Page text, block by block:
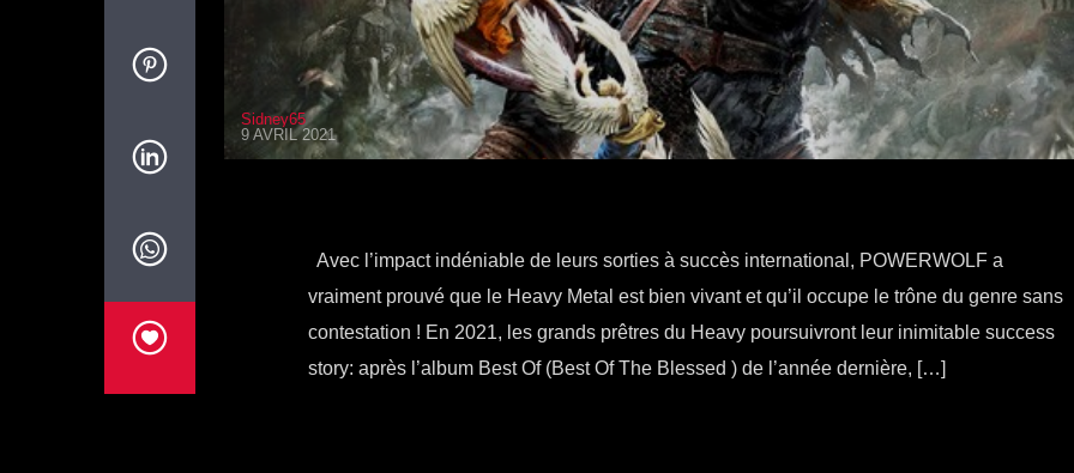
Sidney65
9 AVRIL 2021
Avec l’impact indéniable de leurs sorties à succès international, POWERWOLF a
vraiment prouvé que le Heavy Metal est bien vivant et qu’il occupe le trône du genre sans
contestation ! En 2021, les grands prêtres du Heavy poursuivront leur inimitable success
story: après l’album Best Of (Best Of The Blessed ) de l’année dernière, […]